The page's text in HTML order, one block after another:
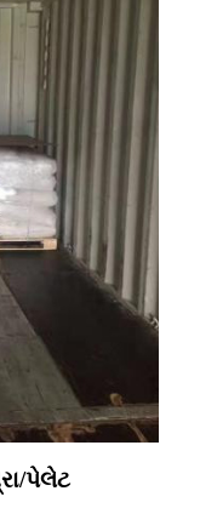
પેલેટ